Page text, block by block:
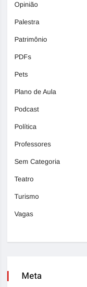
Opinião
Palestra
Patrimônio
PDFs
Pets
Plano de Aula
Podcast
Política
Professores
Sem Categoria
Teatro
Turismo
Vagas
Meta